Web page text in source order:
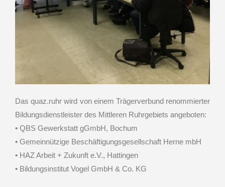
Das quaz.ruhr wird von einem Trägerverbund renommierter
Bildungsdienstleister des Mittleren Ruhrgebiets angeboten:
• QBS Gewerkstatt gGmbH, Bochum
• Gemeinnützige Beschäftigungsgesellschaft Herne mbH
• HAZ Arbeit + Zukunft e.V., Hattingen
• Bildungsinstitut Vogel GmbH & Co. KG